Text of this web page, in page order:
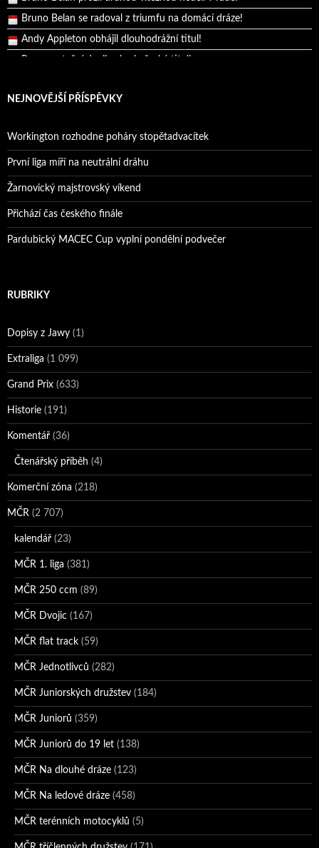
Bruno Belan se radoval z triumfu na domácí dráze!
Reprezentační dvojice brala český titul!
NEJNOVĚJŠÍ PŘÍSPĚVKY
Workington rozhodne poháry stopětadvacítek
První liga míří na neutrální dráhu
Žarnovický majstrovský víkend
Přichází čas českého finále
Pardubický MACEC Cup vyplní pondělní podvečer
RUBRIKY
Dopisy z Jawy (1)
Extraliga (1 099)
Grand Prix (633)
Historie (191)
Komentář (36)
Čtenářský příběh (4)
Komerční zóna (218)
MČR (2 707)
kalendář (23)
MČR 1. liga (381)
MČR 250 ccm (89)
MČR Dvojic (167)
MČR flat track (59)
MČR Jednotlivců (282)
MČR Juniorských družstev (184)
MČR Juniorů (359)
MČR Juniorů do 19 let (138)
MČR Na dlouhé dráze (123)
MČR Na ledové dráze (458)
MČR terénních motocyklů (5)